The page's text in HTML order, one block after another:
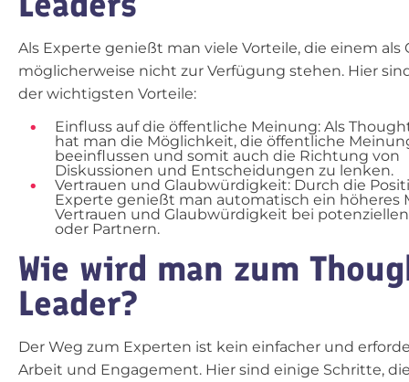
Als Experte genießt man viele Vorteile, die einem als
möglicherweise nicht zur Verfügung stehen. Hier
der wichtigsten Vorteile:
Einfluss auf die öffentliche Meinung: Als
hat man die Möglichkeit, die öffentliche
beeinflussen und somit auch die Richtung von
Diskussionen und Entscheidungen zu lenken.
Vertrauen und Glaubwürdigkeit: Durch die
Experte genießt man automatisch ein höheres
Vertrauen und Glaubwürdigkeit bei
oder Partnern.
Wie wird man zum
Leader?
Der Weg zum Experten ist kein einfacher und
Arbeit und Engagement. Hier sind einige Schritte,